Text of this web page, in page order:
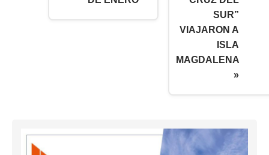
SUR”
VIAJARON A
ISLA
MAGDALENA
»